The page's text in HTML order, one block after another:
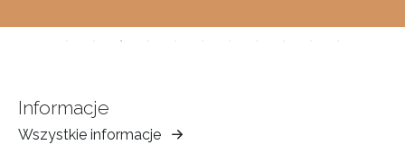
Informacje
Wszystkie informacje
Muzeum